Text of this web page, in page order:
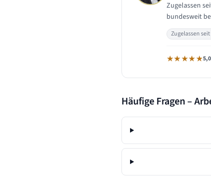
Zugelassen
bundesweit
Zugelassen seit
★★★★★
Häufige Fragen –